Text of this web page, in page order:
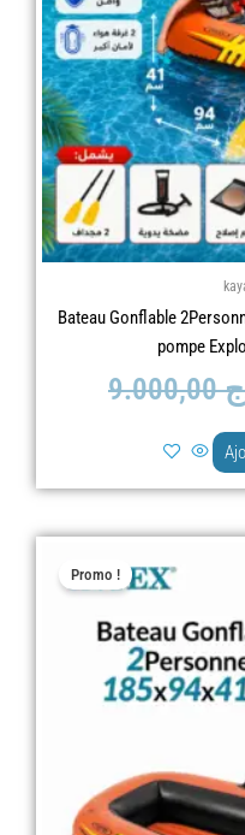
Bateau Gonflable
pompe
9.000,00
Promo !